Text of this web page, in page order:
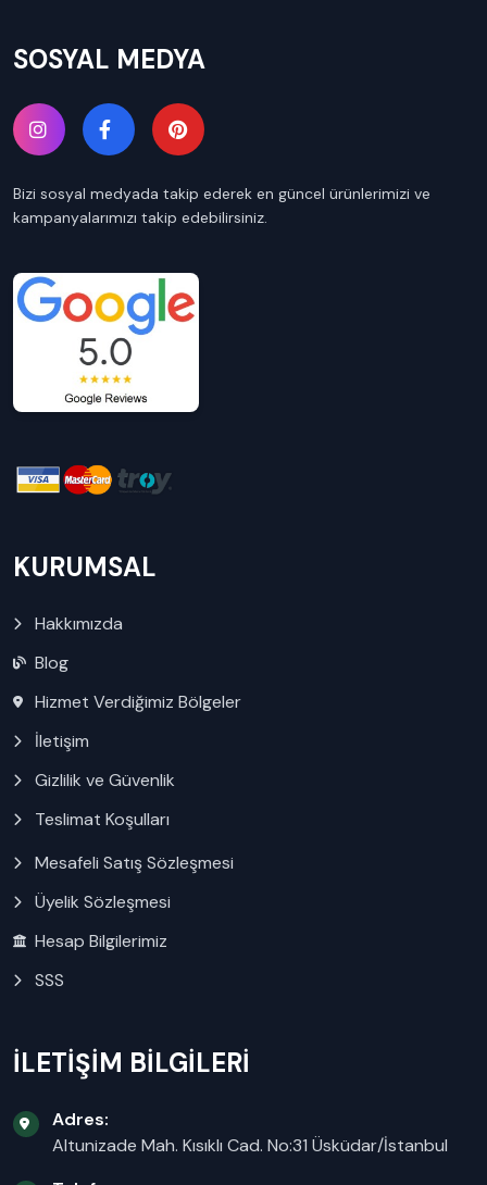
SOSYAL MEDYA
Bizi sosyal medyada takip ederek en güncel ürünlerimizi ve
kampanyalarımızı takip edebilirsiniz.
KURUMSAL
Hakkımızda
Blog
Hizmet Verdiğimiz Bölgeler
İletişim
Gizlilik ve Güvenlik
Teslimat Koşulları
Mesafeli Satış Sözleşmesi
Üyelik Sözleşmesi
Hesap Bilgilerimiz
SSS
İLETİŞİM BİLGİLERİ
Adres:
Altunizade Mah. Kısıklı Cad. No:31 Üsküdar/İstanbul